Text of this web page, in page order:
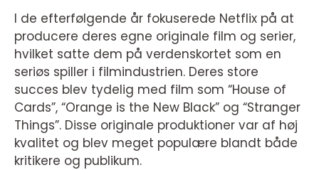
I de efterfølgende år fokuserede Netflix på at
producere deres egne originale film og serier,
hvilket satte dem på verdenskortet som en
seriøs spiller i filmindustrien. Deres store
succes blev tydelig med film som “House of
Cards”, “Orange is the New Black” og “Stranger
Things”. Disse originale produktioner var af høj
kvalitet og blev meget populære blandt både
kritikere og publikum.